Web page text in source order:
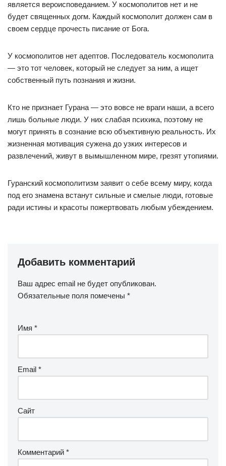
является вероисповеданием. У космополитов нет и не
будет священных догм. Каждый космополит должен сам в
своем сердце прочесть писание от Бога.
У космополитов нет адептов. Последователь космополита
— это тот человек, который не следует за ним, а ищет
собственный путь познания и жизни.
Кто не признает Гурана — это вовсе не враги наши, а всего
лишь больные люди. У них слабая психика, поэтому не
могут принять в сознание всю объективную реальность. Их
жизненная мотивация сужена до узких интересов и
развлечений, живут в вымышленном мире, грезят утопиями.
Гуранский космополитизм заявит о себе всему миру, когда
под его знамена встанут сильные и смелые люди, готовые
ради истины и красоты пожертвовать любым убеждением.
Добавить комментарий
Ваш адрес email не будет опубликован.
Обязательные поля помечены *
Имя *
Email *
Сайт
Комментарий *